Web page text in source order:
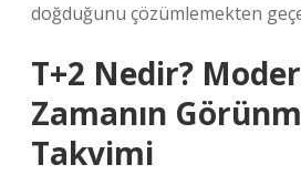
doğduğunu çözümlemekten
T+2 Nedir?
Zamanın
Takvimi